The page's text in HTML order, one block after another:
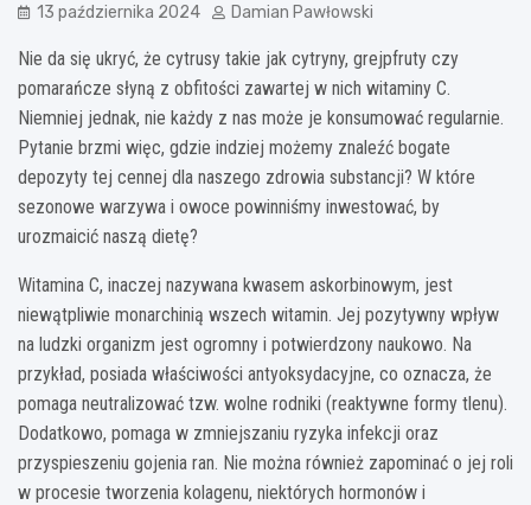
13 października 2024 Damian Pawłowski
Nie da się ukryć, że cytrusy takie jak cytryny, grejpfruty czy
pomarańcze słyną z obfitości zawartej w nich witaminy C.
Niemniej jednak, nie każdy z nas może je konsumować regularnie.
Pytanie brzmi więc, gdzie indziej możemy znaleźć bogate
depozyty tej cennej dla naszego zdrowia substancji? W które
sezonowe warzywa i owoce powinniśmy inwestować, by
urozmaicić naszą dietę?
Witamina C, inaczej nazywana kwasem askorbinowym, jest
niewątpliwie monarchinią wszech witamin. Jej pozytywny wpływ
na ludzki organizm jest ogromny i potwierdzony naukowo. Na
przykład, posiada właściwości antyoksydacyjne, co oznacza, że
pomaga neutralizować tzw. wolne rodniki (reaktywne formy tlenu).
Dodatkowo, pomaga w zmniejszaniu ryzyka infekcji oraz
przyspieszeniu gojenia ran. Nie można również zapominać o jej roli
w procesie tworzenia kolagenu, niektórych hormonów i